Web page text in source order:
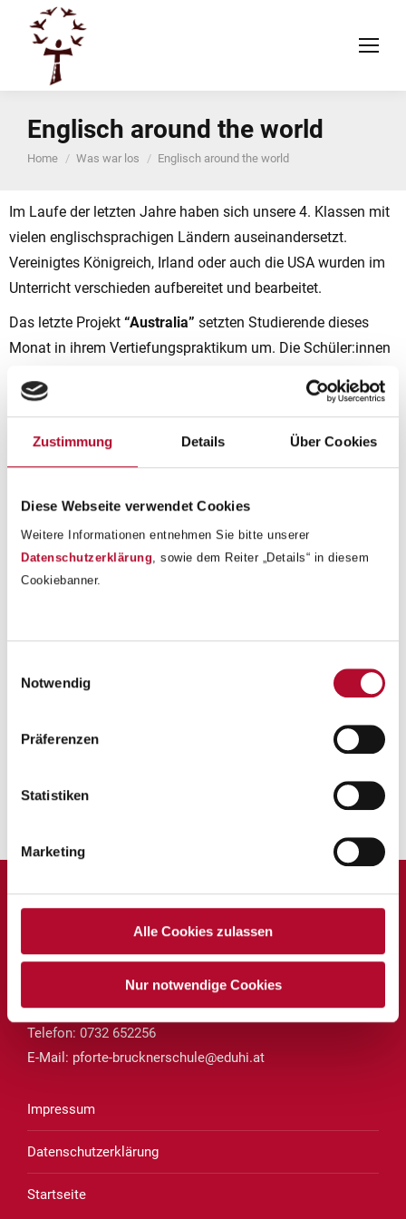
Zustimmung Details Über Cookies
Diese Webseite verwendet Cookies
Weitere Informationen entnehmen Sie bitte unserer
Datenschutzerklärung, sowie dem Reiter „Details“ in diesem
Cookiebanner.
Notwendig
Präferenzen
Statistiken
Marketing
Alle Cookies zulassen
Nur notwendige Cookies
Englisch around the world
You are here:
Home Was war los Englisch around the world
Im Laufe der letzten Jahre haben sich unsere 4. Klassen mit
vielen englischsprachigen Ländern auseinandersetzt.
Vereinigtes Königreich, Irland oder auch die USA wurden im
Unterricht verschieden aufbereitet und bearbeitet.
Das letzte Projekt “Australia” setzten Studierende dieses
Monat in ihrem Vertiefungspraktikum um. Die Schüler:innen
wunderbaren Ergebnissen ihrer selbst gestalteten
Private Volksschule und Mittelschule Linz
des Vereins für Franziskanische Bildung
Telefon: 0732 652256
E-Mail: pforte-brucknerschule@eduhi.at
Impressum
Datenschutzerklärung
Startseite